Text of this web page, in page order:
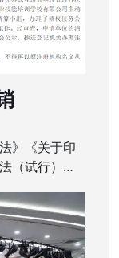
》《关于印
（试行）〉